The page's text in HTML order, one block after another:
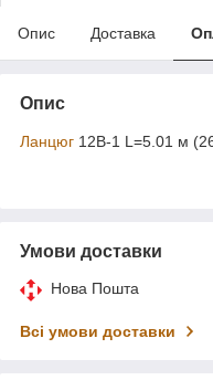
Опис Доставка
Опис
Ланцюг 12B-1 L=5.01 м
Умови доставки
Нова Пошта
Всі умови доставки